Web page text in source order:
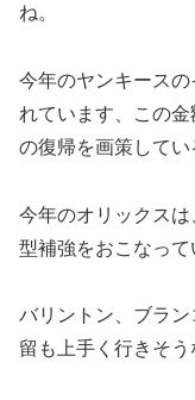
ね。
今年のヤンキース
れています、この
の復帰を画策してい
今年のオリックス
型補強をおこなって
バリントン、ブラ
留も上手く行きそう